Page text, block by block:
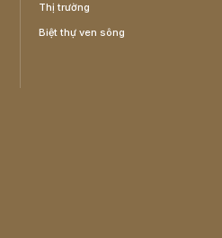
Thị trường
Biệt thự ven sông